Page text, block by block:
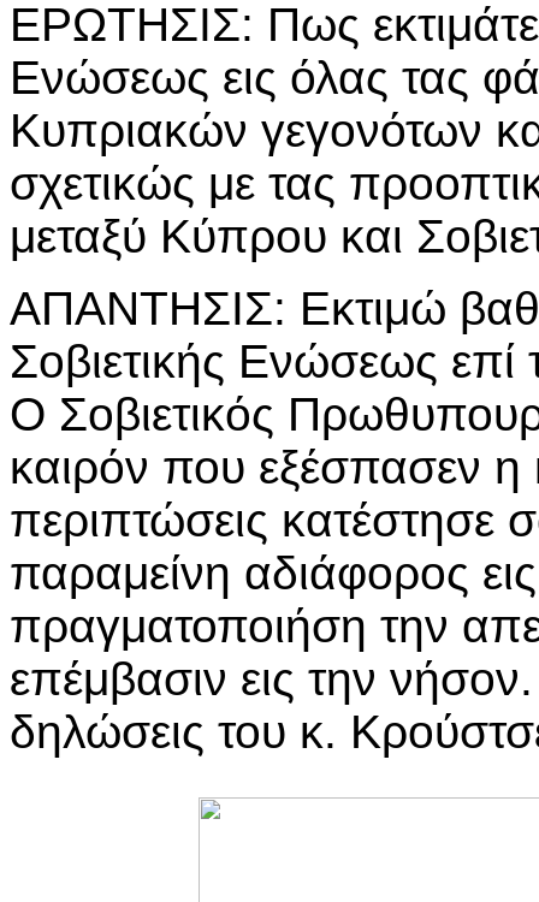
ΕΡΩΤΗΣΙΣ: Πως εκτιμάτε
Ενώσεως εις όλας τας
Κυπριακών γεγονότων
σχετικώς με τας
μεταξύ Κύπρου και
ΑΠΑΝΤΗΣΙΣ: Εκτιμώ
Σοβιετικής Ενώσεως
Ο Σοβιετικός
καιρόν που εξέσπασεν η
περιπτώσεις κατέστησε
παραμείνη αδιάφορος
πραγματοποιήση την
επέμβασιν εις την νήσον.
δηλώσεις του κ.